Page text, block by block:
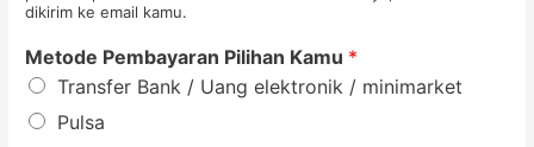
dikirim ke email kamu.
Metode Pembayaran Pilihan Kamu *
Transfer Bank / Uang elektronik / minimarket
Pulsa